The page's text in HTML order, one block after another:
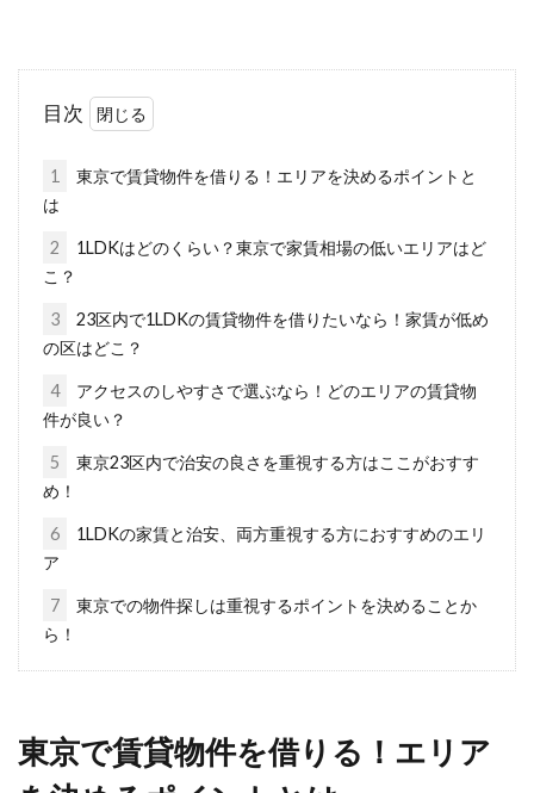
にチェックすべき事とは？
には、...
1LDKで一人暮らし！インテリアの配
1LDKは昨今人気な間取りで、特に一人暮らしで
せっ...
子育て世帯が2LDK賃貸物件を札幌で
借りる場合の家賃相場は？
札幌は大都市の一つではありますが、地方都市
目次
1
東京で賃貸物件を借りる！エリアを決めるポイントと
は
2
1LDKはどのくらい？東京で家賃相場の低いエリアはど
こ？
3
23区内で1LDKの賃貸物件を借りたいなら！家賃が低め
の区はどこ？
4
アクセスのしやすさで選ぶなら！どのエリアの賃貸物
件が良い？
5
東京23区内で治安の良さを重視する方はここがおすす
め！
6
1LDKの家賃と治安、両方重視する方におすすめのエリ
ア
7
東京での物件探しは重視するポイントを決めることか
ら！
東京で賃貸物件を借りる！エリア